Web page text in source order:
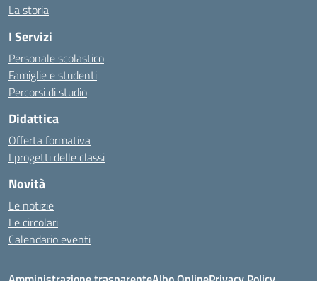
La storia
I Servizi
Personale scolastico
Famiglie e studenti
Percorsi di studio
Didattica
Offerta formativa
I progetti delle classi
Novità
Le notizie
Le circolari
Calendario eventi